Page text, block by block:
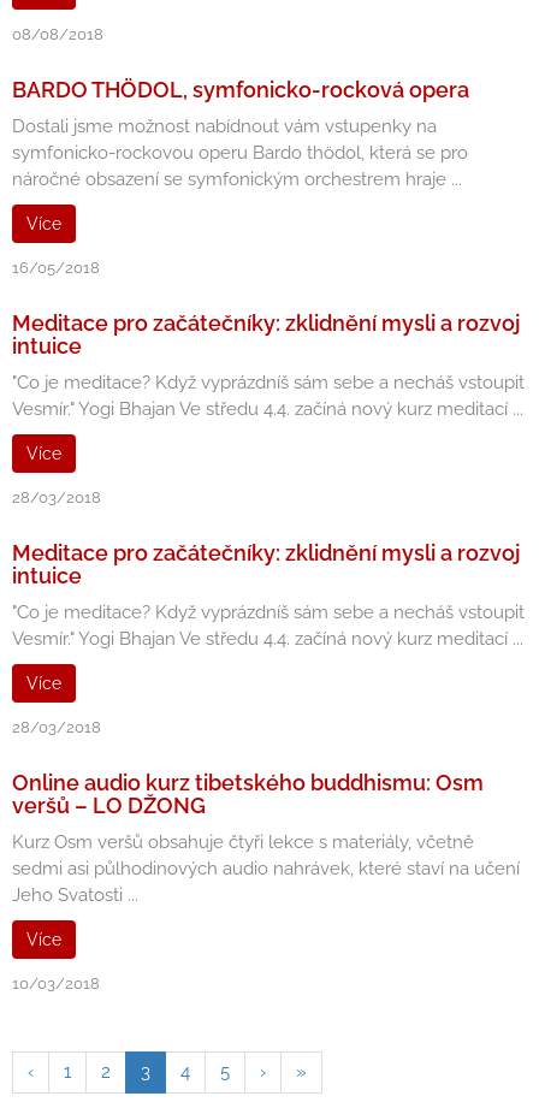
08/08/2018
BARDO THÖDOL, symfonicko-rocková opera
Dostali jsme možnost nabídnout vám vstupenky na
symfonicko-rockovou operu Bardo thödol, která se pro
náročné obsazení se symfonickým orchestrem hraje ...
Více
16/05/2018
Meditace pro začátečníky: zklidnění mysli a rozvoj
intuice
"Co je meditace? Když vyprázdníš sám sebe a necháš vstoupit
Vesmír." Yogi Bhajan Ve středu 4.4. začíná nový kurz meditací ...
Více
28/03/2018
Meditace pro začátečníky: zklidnění mysli a rozvoj
intuice
"Co je meditace? Když vyprázdníš sám sebe a necháš vstoupit
Vesmír." Yogi Bhajan Ve středu 4.4. začíná nový kurz meditací ...
Více
28/03/2018
Online audio kurz tibetského buddhismu: Osm
veršů – LO DŽONG
Kurz Osm veršů obsahuje čtyři lekce s materiály, včetně
sedmi asi půlhodinových audio nahrávek, které staví na učení
Jeho Svatosti ...
Více
10/03/2018
‹ 1 2 3 4 5 › »